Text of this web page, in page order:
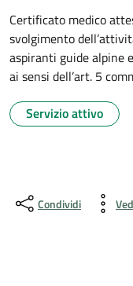
Certificato medico
svolgimento
aspiranti guide alpine
ai sensi dell’art. 5
Servizio attivo
Condividi